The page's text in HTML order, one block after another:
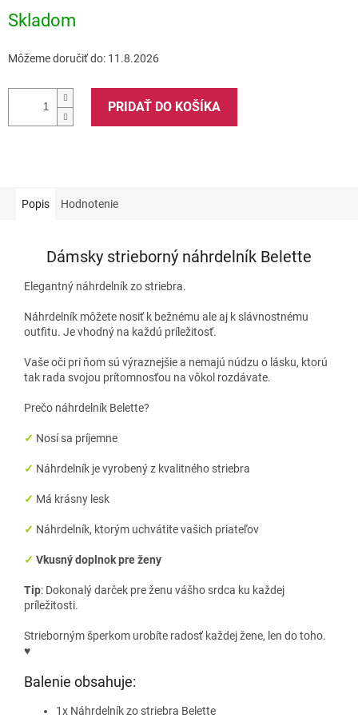
Skladom
Môžeme doručiť do: 11.8.2026
PRIDAŤ DO KOŠÍKA
Popis Hodnotenie
Dámsky strieborný náhrdelník Belette
Elegantný náhrdelník zo striebra.
Náhrdelník môžete nosiť k bežnému ale aj k slávnostnému
outfitu. Je vhodný na každú príležitosť.
Vaše oči pri ňom sú výraznejšie a nemajú núdzu o lásku, ktorú
tak rada svojou prítomnosťou na vôkol rozdávate.
Prečo náhrdelník Belette?
✓ Nosí sa príjemne
✓ Náhrdelník je vyrobený z kvalitného striebra
✓ Má krásny lesk
✓ Náhrdelník, ktorým uchvátite vašich priateľov
✓ Vkusný doplnok pre ženy
Tip: Dokonalý darček pre ženu vášho srdca ku každej
príležitosti.
Strieborným šperkom urobíte radosť každej žene, len do toho.
♥
Balenie obsahuje:
1x Náhrdelník zo striebra Belette